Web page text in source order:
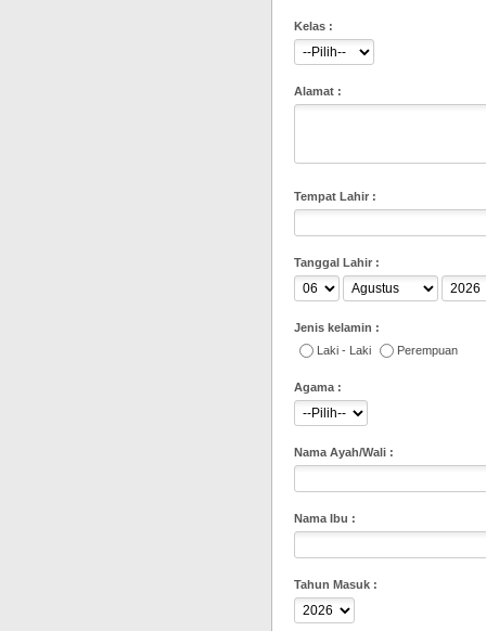
Kelas :
Alamat :
Tempat Lahir :
Tanggal Lahir :
Jenis kelamin :
Laki - Laki
Perempuan
Agama :
Nama Ayah/Wali :
Nama Ibu :
Tahun Masuk :